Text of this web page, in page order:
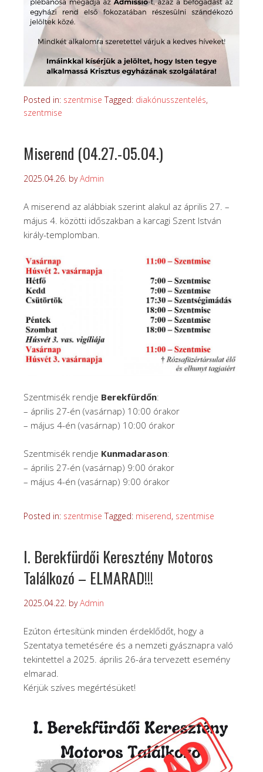
Posted in: szentmise Tagged: diakónusszentelés,
szentmise
Miserend (04.27.-05.04.)
2025.04.26. byAdmin
A miserend az alábbiak szerint alakul az április 27. –
május 4. közötti időszakban a karcagi Szent István
király-templomban.
Szentmisék rendje Berekfürdőn:
– április 27-én (vasárnap) 10:00 órakor
– május 4-én (vasárnap) 10:00 órakor
Szentmisék rendje Kunmadarason:
– április 27-én (vasárnap) 9:00 órakor
– május 4-én (vasárnap) 9:00 órakor
Posted in: szentmise Tagged: miserend, szentmise
I. Berekfürdői Keresztény Motoros
Találkozó – ELMARAD!!!
2025.04.22. byAdmin
Ezúton értesítünk minden érdeklődőt, hogy a
Szentatya temetésére és a nemzeti gyásznapra való
tekintettel a 2025. április 26-ára tervezett esemény
elmarad.
Kérjük szíves megértésüket!